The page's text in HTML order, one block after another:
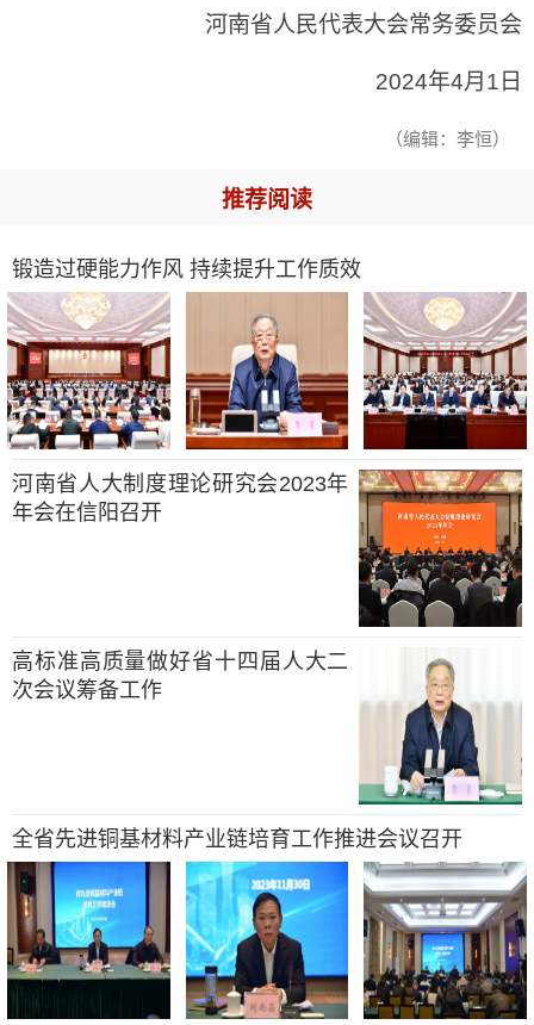
河南省人民代表大会常务委员会
2024年4月1日
（编辑：李恒）
推荐阅读
锻造过硬能力作风 持续提升工作质效
河南省人大制度理论研究会2023年
年会在信阳召开
高标准高质量做好省十四届人大二
次会议筹备工作
全省先进铜基材料产业链培育工作推进会议召开